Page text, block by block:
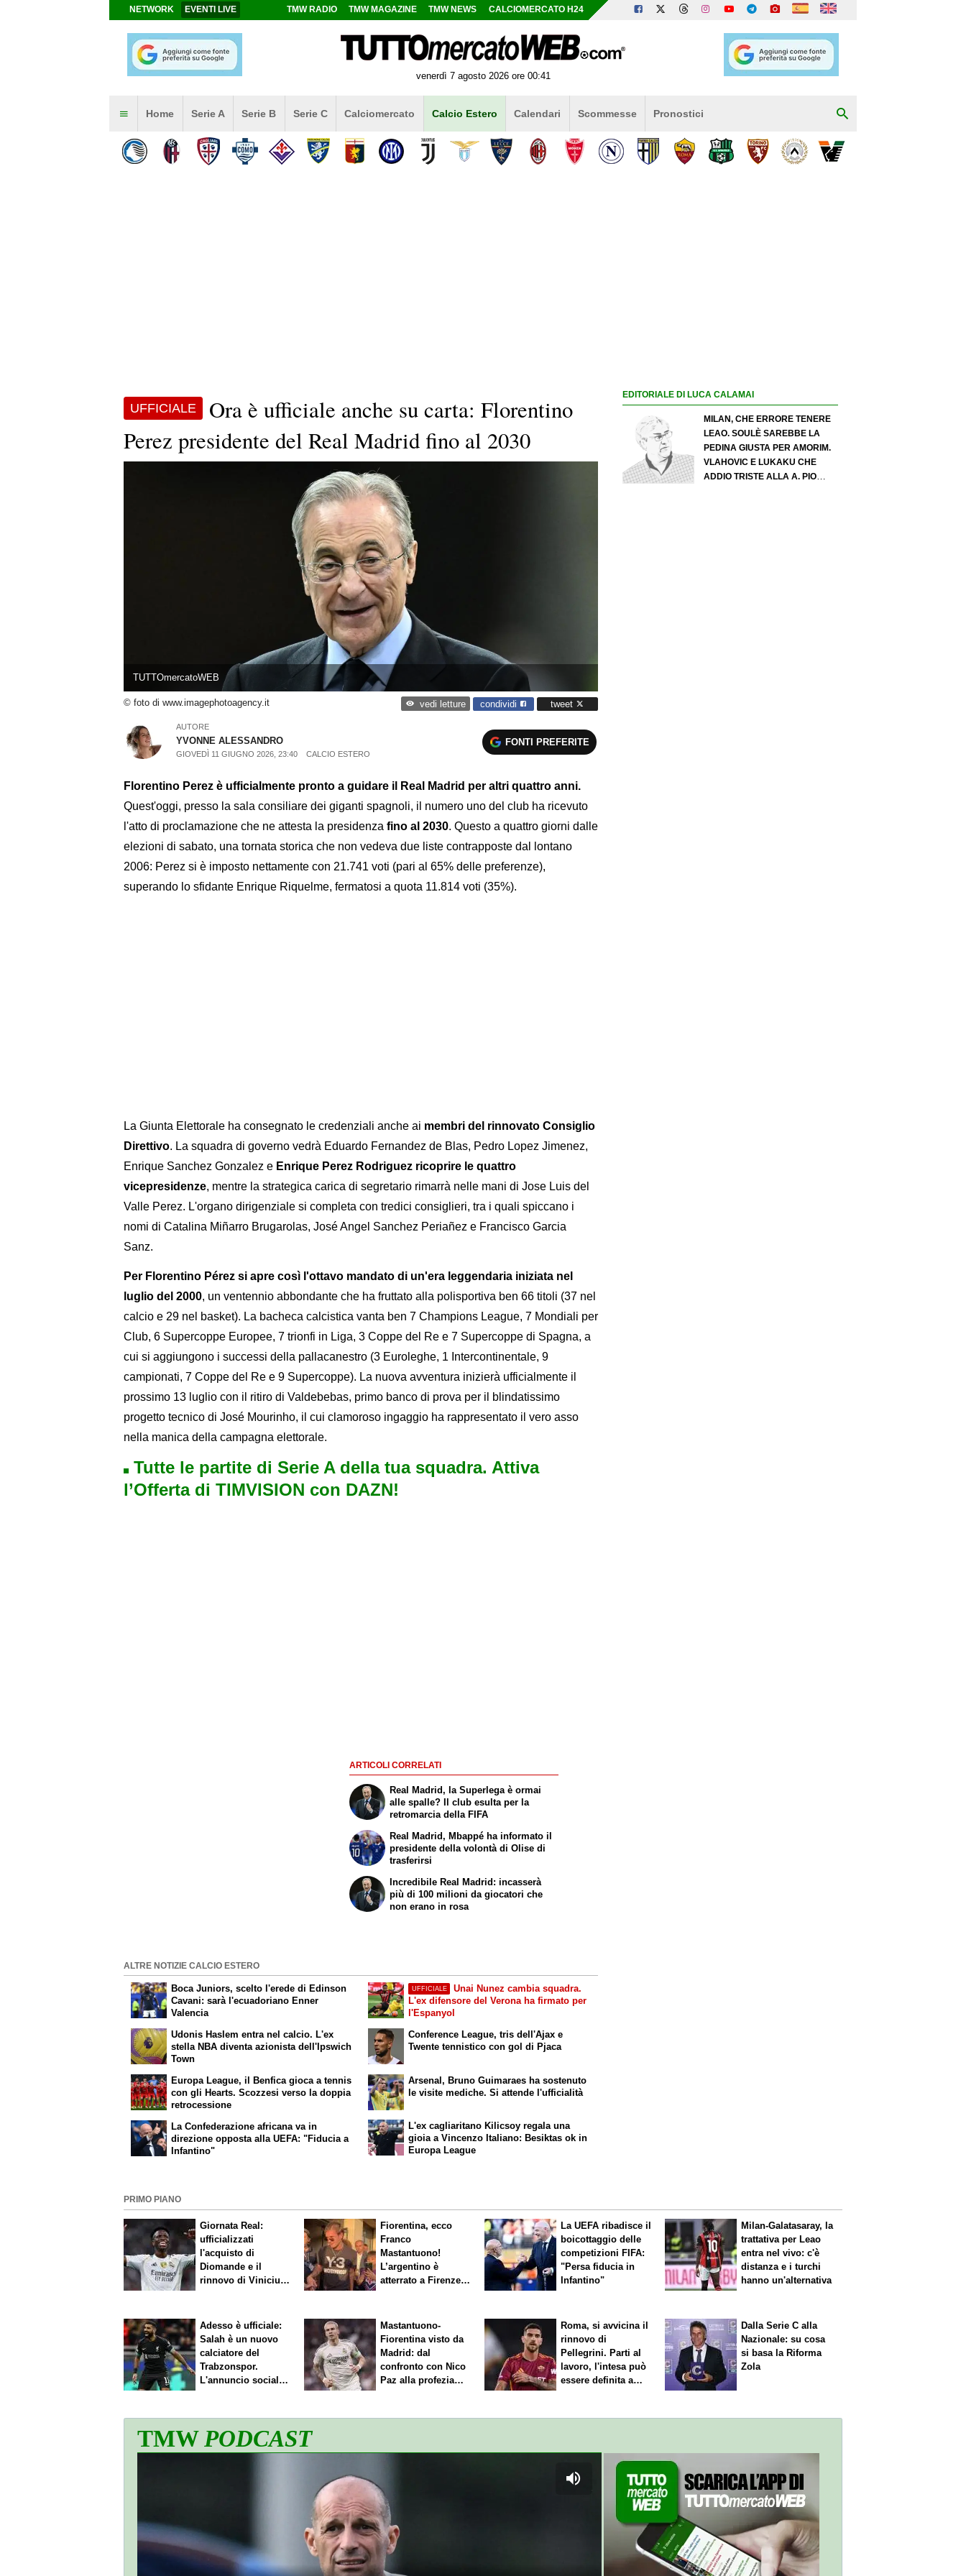
NETWORK EVENTI LIVE TMW RADIO TMW MAGAZINE TMW NEWS CALCIOMERCATO H24
venerdì 7 agosto 2026 ore 00:41
Home Serie A Serie B Serie C Calciomercato Calcio Estero Calendari Scommesse Pronostici
UFFICIALE
Ora è ufficiale anche su carta: Florentino
Perez presidente del Real Madrid fino al 2030
TUTTOmercatoWEB
© foto di www.imagephotoagency.it vedi letture condividi tweet
AUTORE
YVONNE ALESSANDRO
GIOVEDÌ 11 GIUGNO 2026, 23:40 CALCIO ESTERO
FONTI PREFERITE
Florentino Perez è ufficialmente pronto a guidare il Real Madrid per altri quattro anni.
Quest'oggi, presso la sala consiliare dei giganti spagnoli, il numero uno del club ha ricevuto
l'atto di proclamazione che ne attesta la presidenza fino al 2030. Questo a quattro giorni dalle
elezioni di sabato, una tornata storica che non vedeva due liste contrapposte dal lontano
2006: Perez si è imposto nettamente con 21.741 voti (pari al 65% delle preferenze),
superando lo sfidante Enrique Riquelme, fermatosi a quota 11.814 voti (35%).
La Giunta Elettorale ha consegnato le credenziali anche ai membri del rinnovato Consiglio
Direttivo. La squadra di governo vedrà Eduardo Fernandez de Blas, Pedro Lopez Jimenez,
Enrique Sanchez Gonzalez e Enrique Perez Rodriguez ricoprire le quattro
vicepresidenze, mentre la strategica carica di segretario rimarrà nelle mani di Jose Luis del
Valle Perez. L'organo dirigenziale si completa con tredici consiglieri, tra i quali spiccano i
nomi di Catalina Miñarro Brugarolas, José Angel Sanchez Periañez e Francisco Garcia
Sanz.
Per Florentino Pérez si apre così l'ottavo mandato di un'era leggendaria iniziata nel
luglio del 2000, un ventennio abbondante che ha fruttato alla polisportiva ben 66 titoli (37 nel
calcio e 29 nel basket). La bacheca calcistica vanta ben 7 Champions League, 7 Mondiali per
Club, 6 Supercoppe Europee, 7 trionfi in Liga, 3 Coppe del Re e 7 Supercoppe di Spagna, a
cui si aggiungono i successi della pallacanestro (3 Euroleghe, 1 Intercontinentale, 9
campionati, 7 Coppe del Re e 9 Supercoppe). La nuova avventura inizierà ufficialmente il
prossimo 13 luglio con il ritiro di Valdebebas, primo banco di prova per il blindatissimo
progetto tecnico di José Mourinho, il cui clamoroso ingaggio ha rappresentato il vero asso
nella manica della campagna elettorale.
Tutte le partite di Serie A della tua squadra. Attiva
l’Offerta di TIMVISION con DAZN!
ARTICOLI CORRELATI
Real Madrid, la Superlega è ormai
alle spalle? Il club esulta per la
retromarcia della FIFA
Real Madrid, Mbappé ha informato il
presidente della volontà di Olise di
trasferirsi
Incredibile Real Madrid: incasserà
più di 100 milioni da giocatori che
non erano in rosa
ALTRE NOTIZIE CALCIO ESTERO
Boca Juniors, scelto l'erede di Edinson
Cavani: sarà l'ecuadoriano Enner
Valencia
Udonis Haslem entra nel calcio. L'ex
stella NBA diventa azionista dell'Ipswich
Town
UFFICIALE
Unai Nunez cambia squadra.
L'ex difensore del Verona ha firmato per
l'Espanyol
Conference League, tris dell'Ajax e
Twente tennistico con gol di Pjaca
Europa League, il Benfica gioca a tennis
con gli Hearts. Scozzesi verso la doppia
retrocessione
La Confederazione africana va in
direzione opposta alla UEFA: "Fiducia a
Infantino"
Arsenal, Bruno Guimaraes ha sostenuto
le visite mediche. Si attende l'ufficialità
L'ex cagliaritano Kilicsoy regala una
gioia a Vincenzo Italiano: Besiktas ok in
Europa League
EDITORIALE DI LUCA CALAMAI
MILAN, CHE ERRORE TENERE
LEAO. SOULÈ SAREBBE LA
PEDINA GIUSTA PER AMORIM.
VLAHOVIC E LUKAKU CHE
ADDIO TRISTE ALLA A. PIO
PRIMO PIANO
Giornata Real:
ufficializzati
l'acquisto di
Diomande e il
rinnovo di Vinicius.
Fiorentina, ecco
Franco
Mastantuono!
L’argentino è
atterrato a Firenze,
La UEFA ribadisce il
boicottaggio delle
competizioni FIFA:
"Persa fiducia in
Infantino"
Milan-Galatasaray, la
trattativa per Leao
entra nel vivo: c'è
distanza e i turchi
hanno un'alternativa
Adesso è ufficiale:
Salah è un nuovo
calciatore del
Trabzonspor.
L'annuncio social
Mastantuono-
Fiorentina visto da
Madrid: dal
confronto con Nico
Paz alla profezia
Roma, si avvicina il
rinnovo di
Pellegrini. Parti al
lavoro, l'intesa può
essere definita a
Dalla Serie C alla
Nazionale: su cosa
si basa la Riforma
Zola
TMWPODCAST